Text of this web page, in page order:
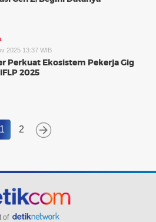
2025 13:37 WIB
Perkuat Ekosistem Pekerja Gig
2025
1 2
of